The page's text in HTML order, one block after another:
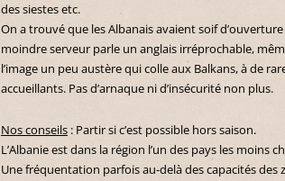
des siestes etc.
On a trouvé que les Albanais avaient soif
moindre serveur parle un anglais irréprochable,
l’image un peu austère qui colle aux Balkans, à de
accueillants. Pas d’arnaque ni d’insécurité non plus.
Nos conseils : Partir si c’est possible hors saison.
L’Albanie est dans la région l’un des pays les
Une fréquentation parfois au-delà des capacités